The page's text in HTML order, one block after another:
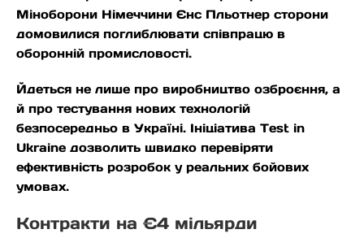
Міноборони Німеччини Єнс Пльотнер сторони
домовилися поглиблювати співпрацю в
оборонній промисловості.
Йдеться не лише про виробництво озброєння, а
й про тестування нових технологій
безпосередньо в Україні. Ініціатива Test in
Ukraine дозволить швидко перевіряти
ефективність розробок у реальних бойових
умовах.
Контракти на €4 мільярди